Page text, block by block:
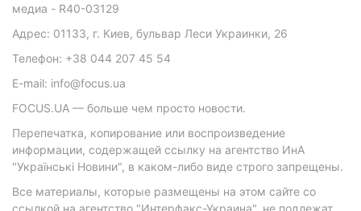
медиа - R40-03129
Адрес: 01133, г. Киев, бульвар Леси Украинки, 26
Телефон: +38 044 207 45 54
E-mail: info@focus.ua
FOCUS.UA — больше чем просто новости.
Перепечатка, копирование или воспроизведение
информации, содержащей ссылку на агентство ИнА
"Українські Новини", в каком-либо виде строго запрещены.
Все материалы, которые размещены на этом сайте со
ссылкой на агентство "Интерфакс-Украина", не подлежат